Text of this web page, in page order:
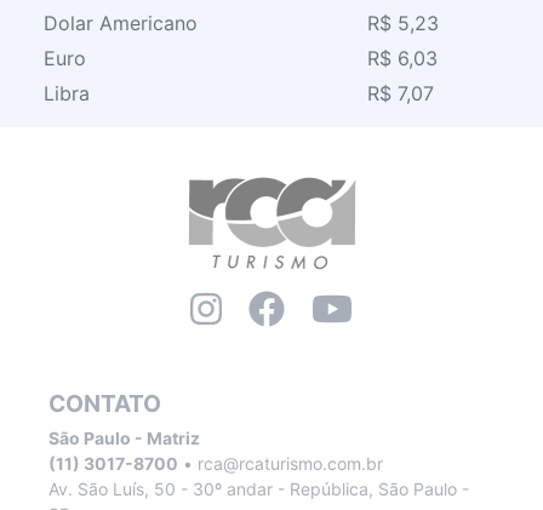
Dolar Americano
R$ 5,23
Euro
R$ 6,03
Libra
R$ 7,07
CONTATO
São Paulo - Matriz
(11) 3017-8700 • rca@rcaturismo.com.br
Av. São Luís, 50 - 30º andar - República, São Paulo -